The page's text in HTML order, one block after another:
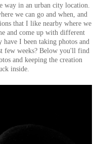
way in an urban city location.
we can go and when, and
that I like nearby where we
and come up with different
I been taking photos and
few weeks? Below you'll find
and keeping the creation
inside.